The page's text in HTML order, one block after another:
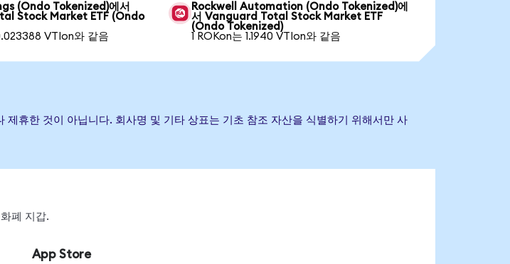
(Ondo Tokenized)에서
Stock Market ETF (Ondo
VTIon와 같음
Rockwell Automation (Ondo Tokenized)에
서 Vanguard Total Stock Market ETF
(Ondo Tokenized)
1 ROKon는 1.1940 VTIon와 같음
휴한 것이 아닙니다. 회사명 및 기타 상표는 기초 참조 자산을 식별하기 위해서만 사
폐 지갑.
App Store